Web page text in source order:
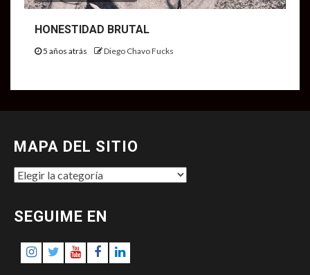
HONESTIDAD BRUTAL
5 años atrás Diego Chavo Fucks
MAPA DEL SITIO
MAPA
SITIO
SEGUIME EN
Instagram
Twitter
Youtube
Facebook
LinkedIn